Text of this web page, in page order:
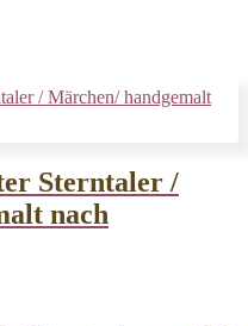
Sterntaler /
nach